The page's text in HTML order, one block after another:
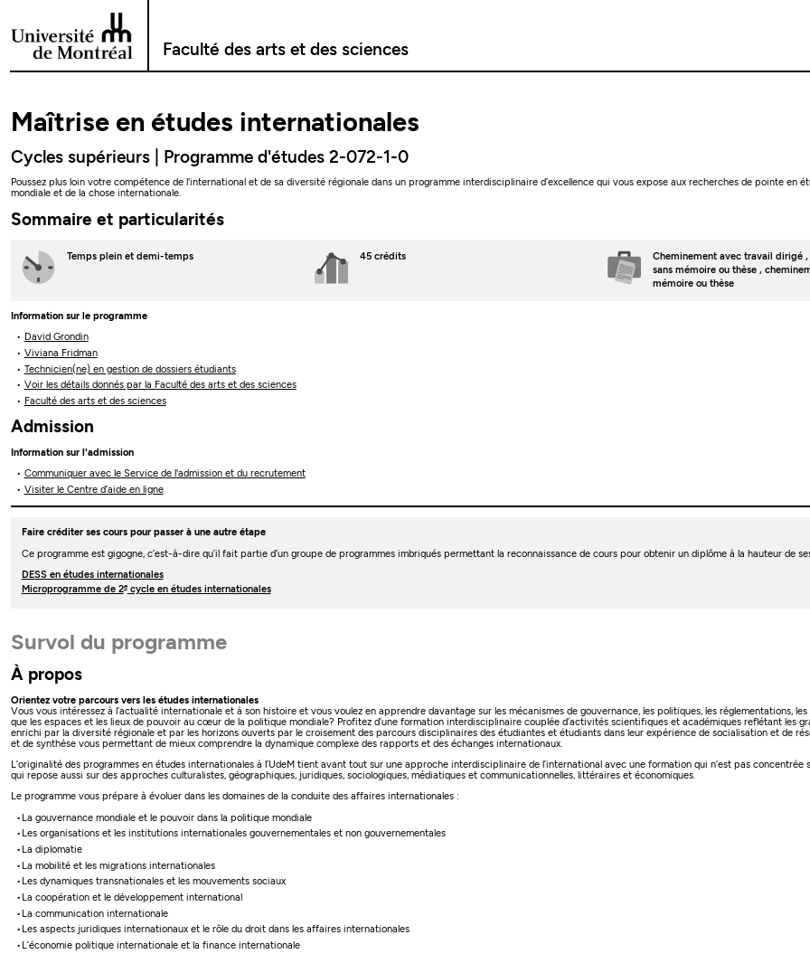
Passer au contenu
Faculté des arts et des sciences
Maîtrise en études internationales
Cycles supérieurs | Programme d'études 2-072-1-0
Poussez plus loin votre compétence de l'international et de sa diversité régionale dans un programme interdisciplinaire d’excellence qui vous expose aux recherches de pointe
mondiale et de la chose internationale.
Sommaire et particularités
Temps plein et demi-temps 45 crédits Cheminement avec travail dirigé ,
sans mémoire ou thèse ,
mémoire ou thèse
Information sur le programme
David Grondin
Viviana Fridman
Technicien(ne) en gestion de dossiers étudiants
Voir les détails donnés par la Faculté des arts et des sciences
Faculté des arts et des sciences
Admission
Information sur l'admission
Communiquer avec le Service de l'admission et du recrutement
Visiter le Centre d’aide en ligne
Faire créditer ses cours pour passer à une autre étape
Ce programme est gigogne, c’est-à-dire qu’il fait partie d’un groupe de programmes imbriqués permettant la reconnaissance de cours pour obtenir un diplôme à la hauteur de
DESS en études internationales
Microprogramme de 2ecycle en études internationales
Survol du programme
À propos
Orientez votre parcours vers les études internationales
Vous vous intéressez à l’actualité internationale et à son histoire et vous voulez en apprendre davantage sur les mécanismes de gouvernance, les politiques, les réglementations,
que les espaces et les lieux de pouvoir au cœur de la politique mondiale? Profitez d’une formation interdisciplinaire couplée d’activités scientifiques et académiques reflétant les
enrichi par la diversité régionale et par les horizons ouverts par le croisement des parcours disciplinaires des étudiantes et étudiants dans leur expérience de socialisation et de
et de synthèse vous permettant de mieux comprendre la dynamique complexe des rapports et des échanges internationaux.
L’originalité des programmes en études internationales à l’UdeM tient avant tout sur une approche interdisciplinaire de l’international avec une formation qui n’est pas
qui repose aussi sur des approches culturalistes, géographiques, juridiques, sociologiques, médiatiques et communicationnelles, littéraires et économiques.
Le programme vous prépare à évoluer dans les domaines de la conduite des affaires internationales :
La gouvernance mondiale et le pouvoir dans la politique mondiale
Les organisations et les institutions internationales gouvernementales et non gouvernementales
La diplomatie
La mobilité et les migrations internationales
Les dynamiques transnationales et les mouvements sociaux
La coopération et le développement international
La communication internationale
Les aspects juridiques internationaux et le rôle du droit dans les affaires internationales
L’économie politique internationale et la finance internationale